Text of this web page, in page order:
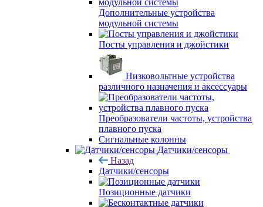
Дополнительные устройства
модульной системы
Посты управления и джойстики
Низковольтные устройства
различного назначения и аксессуары
Преобразователи частоты, устройства
плавного пуска
Сигнальные колонны
Датчики/сенсоры
Назад
Датчики/сенсоры
Позиционные датчики